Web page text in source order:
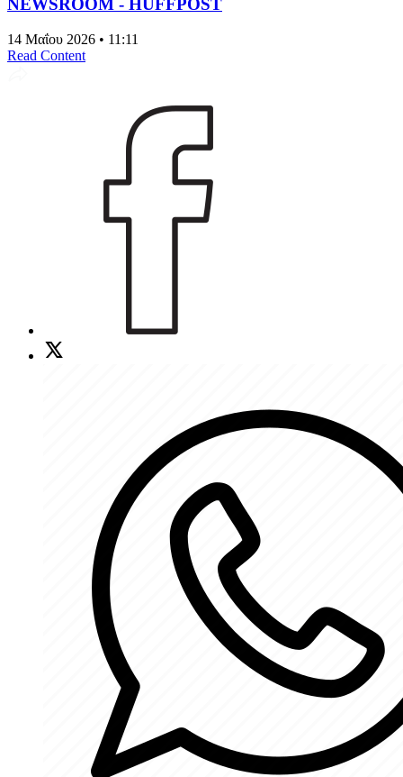
NEWSROOM - HUFFPOST
14 Μαΐου 2026 • 11:11
Read Content